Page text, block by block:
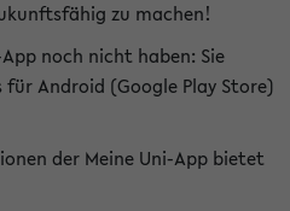
zu machen!
noch nicht haben: Sie
Android (Google Play Store)
der Meine Uni-App bietet